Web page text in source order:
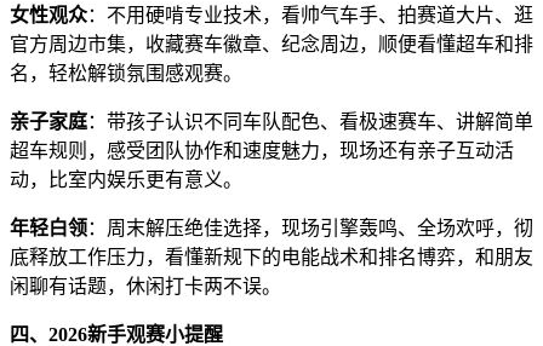
女性观众：不用硬啃专业技术，看帅气车手、拍赛道大片、逛
官方周边市集，收藏赛车徽章、纪念周边，顺便看懂超车和排
名，轻松解锁氛围感观赛。
亲子家庭：带孩子认识不同车队配色、看极速赛车、讲解简单
超车规则，感受团队协作和速度魅力，现场还有亲子互动活
动，比室内娱乐更有意义。
年轻白领：周末解压绝佳选择，现场引擎轰鸣、全场欢呼，彻
底释放工作压力，看懂新规下的电能战术和排名博弈，和朋友
闲聊有话题，休闲打卡两不误。
四、2026新手观赛小提醒